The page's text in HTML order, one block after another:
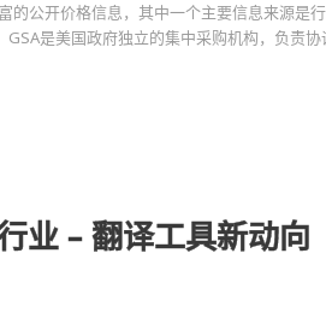
的公开价格信息，其中一个主要信息来源是
是美国政府独立的集中采购机构，负责
业 – 翻译工具新动向